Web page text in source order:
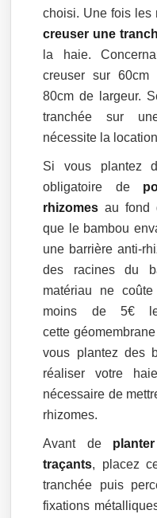
choisi. Une fois les
creuser une
la haie.
creuser sur
80cm de largeur.
tranchée sur
nécessite la
Si vous plantez
obligatoire de
rhizomes au fond
que le bambou
une barrière anti-
des racines du
matériau ne
moins de 5€
cette
vous plantez des
réaliser votre
nécessaire de
rhizomes.
Avant de
traçants, placez
tranchée puis
fixations